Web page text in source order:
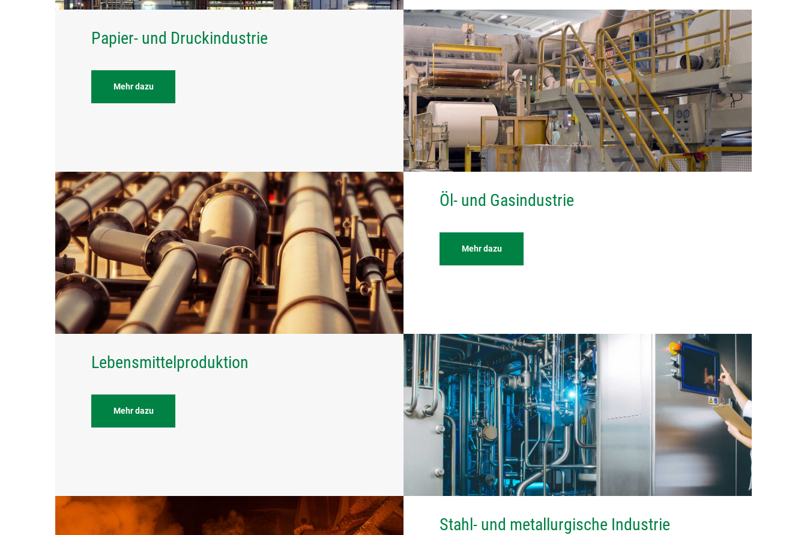
Papier- und Druckindustrie
Mehr dazu
Öl- und Gasindustrie
Mehr dazu
Lebensmittelproduktion
Mehr dazu
Stahl- und metallurgische Industrie